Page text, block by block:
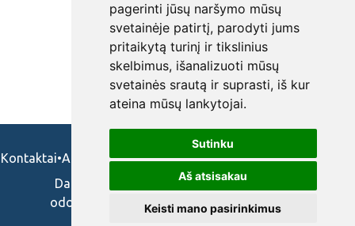
pagerinti jūsų naršymo mūsų
svetainėje patirtį, parodyti jums
pritaikytą turinį ir tikslinius
skelbimus, išanalizuoti mūsų
svetainės srautą ir suprasti, iš kur
ateina mūsų lankytojai.
Sutinku
Aš atsisakau
Keisti mano pasirinkimus
Kontaktai•Apie mus•Naudojimosi taisykės•Privatumo politika
Darbo skelbimai ir pasiūlymai: gydytojams,
odontologams, slaugytojams, veterinarams,